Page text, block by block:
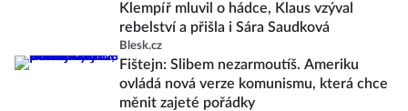
Klempíř mluvil o hádce, Klaus vzýval
rebelství a přišla i Sára Saudková
Blesk.cz
Fištejn: Slibem nezarmoutíš. Ameriku
ovládá nová verze komunismu, která chce
měnit zajeté pořádky